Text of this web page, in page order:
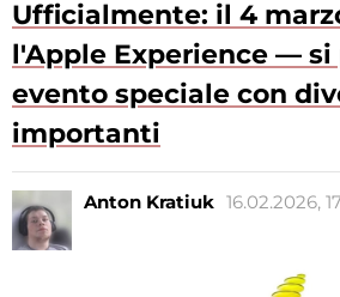
Ufficialmente: il 4
l'Apple Experience — si
evento speciale con
importanti
Anton Kratiuk 16.02.2026,